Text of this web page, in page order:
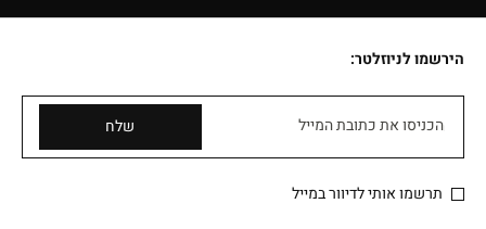
הירשמו לניוזלטר:
הכניסו את כתובת המייל שלח
תרשמו אותי לדיוור במייל